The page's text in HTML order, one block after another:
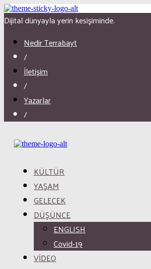
Dijital dünyayla yerin kesişiminde.
Nedir Terrabayt
/
İletişim
/
Yazarlar
/
KÜLTÜR
YAŞAM
GELECEK
DÜŞÜNCE
ENGLISH
Covid-19
VİDEO